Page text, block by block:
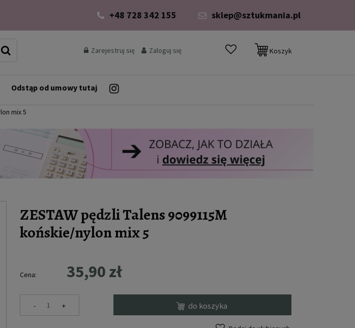
+48 728 342 155 sklep@sztukmania.pl
Zarejestruj się Zaloguj się Koszyk
Odstąp od umowy tutaj
mix 5
ZESTAW pędzli Talens 9099115M
końskie/nylon mix 5
Cena: 35,90 zł
- + do koszyka